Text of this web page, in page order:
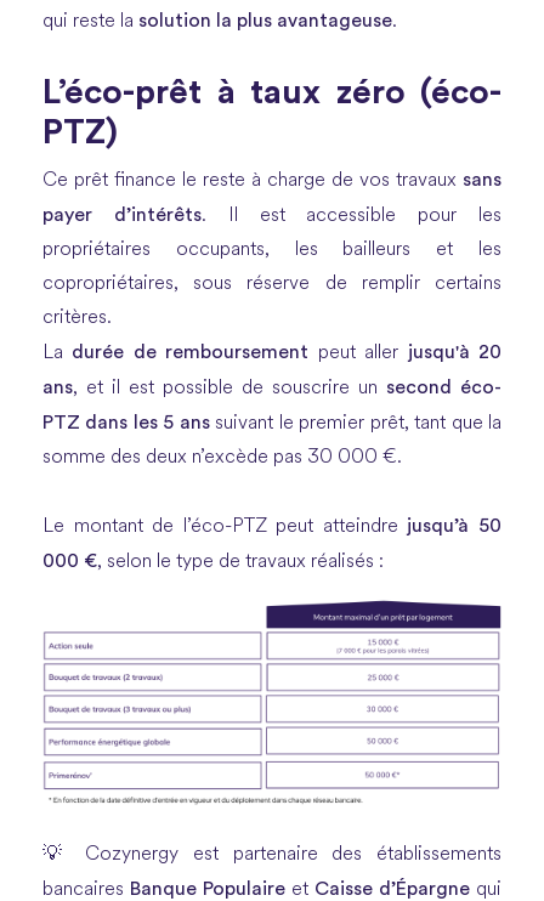
qui reste la solution la plus avantageuse.
L’éco-prêt à taux zéro (éco-
PTZ)
Ce prêt finance le reste à charge de vos travaux sans
payer d’intérêts. Il est accessible pour les
propriétaires occupants, les bailleurs et les
copropriétaires, sous réserve de remplir certains
critères.
La durée de remboursement peut aller jusqu'à 20
ans, et il est possible de souscrire un second éco-
PTZ dans les 5 anssuivant le premier prêt, tant que la
somme des deux n’excède pas 30 000 €.
Le montant de l’éco-PTZ peut atteindre jusqu’à 50
000 €, selon le type de travaux réalisés :
💡 Cozynergy est partenaire des établissements
bancaires Banque Populaire et Caisse d’Épargne qui